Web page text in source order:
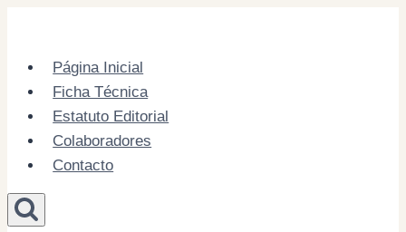
contentPágina Inicial
Ficha Técnica
Estatuto Editorial
Colaboradores
Contacto